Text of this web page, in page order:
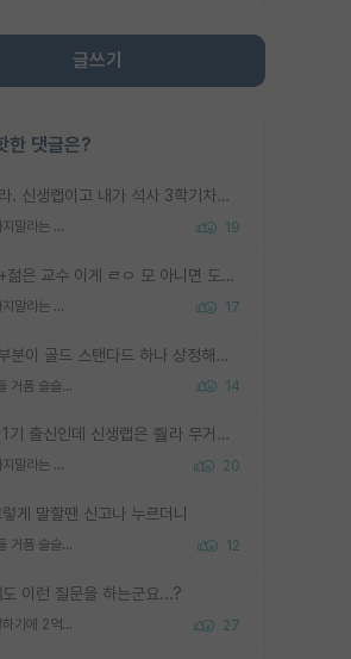
글쓰기
한 댓글은?
가지마라. 신생랩이고 내가 석사 3학기차인데 최고참인데 나도 아무것도 모르는데 교수가 후배들 왜 논문 교육 안시키냐. 논문 왜 안 써오냐 닦달한다
신생랩가지말라는 이유가 있었구나 19
신생랩+젊은 교수 이게 ㄹㅇ 모 아니면 도인듯.
신생랩가지말라는 이유가 있었구나 17
ML 대부분이 골드 스탠다드 하나 상정해놓고 (벤치마크 데이터셋이 여러 개면 여러 개 상정) 그거 얼마나 잘 맞추나 싸움임 가끔 번뜩이는 설계 철학을 보여주는 논문들도 있지만 대부분 그거 성적 얼마나 더 올리느라에 혈안이 되어 있는 측면이 잇음
AI 학회들 거품 슬슬 지적이 나오네요 14
신생랩 1기 출신인데 신생랩은 줠라 무거운 바벨 같은거임. 들면 대박인데 못들면 깔려 죽음. 아무도 알려주지 않는 환경에서 자생해야하지만, 일단 살아남았다면 그 어떤 사람보다 악착같고 생존력 높은 사람으로 거듭날 수 있음
신생랩가지말라는 이유가 있었구나 20
게 말할땐 신고나 누르더니
AI 학회들 거품 슬슬 지적이 나오네요 12
이런 질문을 하는군요...?
박사진학하기에 2억은 괜찮은 (?) 정도의 경제력인가요 27